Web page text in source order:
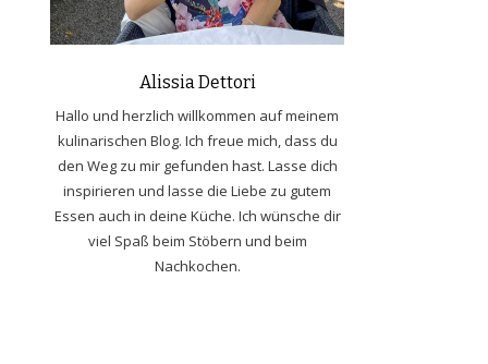
Alissia Dettori
Hallo und herzlich willkommen auf meinem
kulinarischen Blog. Ich freue mich, dass du
den Weg zu mir gefunden hast. Lasse dich
inspirieren und lasse die Liebe zu gutem
Essen auch in deine Küche. Ich wünsche dir
viel Spaß beim Stöbern und beim
Nachkochen.